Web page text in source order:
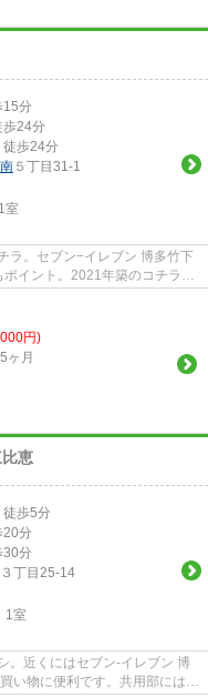
15分
歩24分
徒歩24分
５丁目31-1
1室
ラ。セブン−イレブン 博多竹下
イント。2021年築のコチラの
円)
ヶ月
恵
徒歩5分
20分
30分
３丁目25-14
1室
。近くにはセブン‐イレブン 博
い物に便利です。共用部には敷